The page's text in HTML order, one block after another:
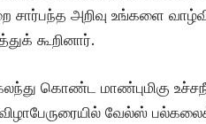
சார்பந்த அறிவு உங்களை
கூறினார்.
கொண்ட மாண்புமிகு
வேல்ஸ்